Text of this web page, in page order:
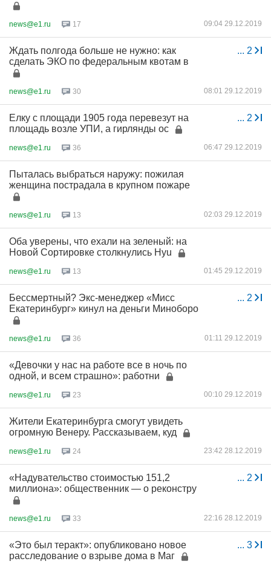
news@e1.ru 17 09:04 29.12.2019
... 2
Ждать полгода больше не нужно: как
сделать ЭКО по федеральным квотам в
news@e1.ru 30 08:01 29.12.2019
... 2
Елку с площади 1905 года перевезут на
площадь возле УПИ, а гирлянды ос
news@e1.ru 36 06:47 29.12.2019
Пыталась выбраться наружу: пожилая
женщина пострадала в крупном пожаре
news@e1.ru 13 02:03 29.12.2019
Оба уверены, что ехали на зеленый: на
Новой Сортировке столкнулись Hyu
news@e1.ru 13 01:45 29.12.2019
... 2
Бессмертный? Экс-менеджер «Мисс
Екатеринбург» кинул на деньги Миноборо
news@e1.ru 36 01:11 29.12.2019
«Девочки у нас на работе все в ночь по
одной, и всем страшно»: работни
news@e1.ru 23 00:10 29.12.2019
Жители Екатеринбурга смогут увидеть
огромную Венеру. Рассказываем, куд
news@e1.ru 24 23:42 28.12.2019
... 2
«Надувательство стоимостью 151,2
миллиона»: общественник — о реконстру
news@e1.ru 33 22:16 28.12.2019
... 3
«Это был теракт»: опубликовано новое
расследование о взрыве дома в Маг